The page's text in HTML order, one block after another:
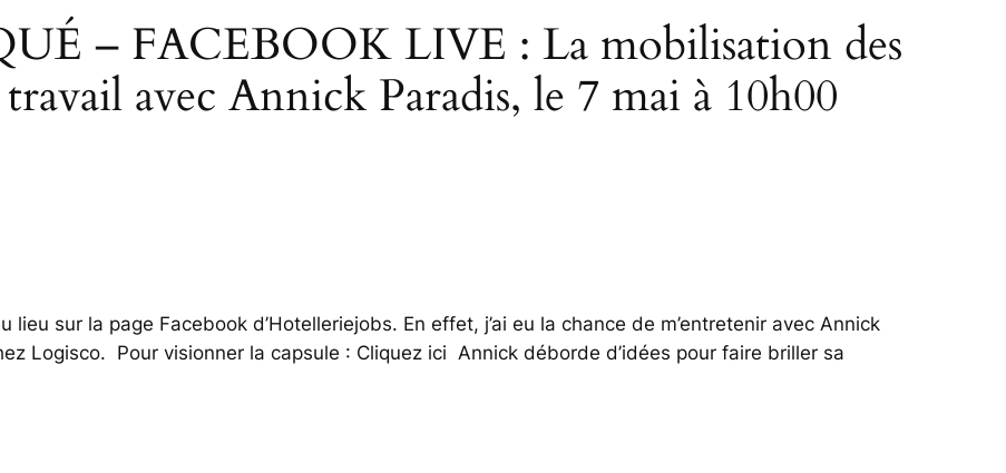
– FACEBOOK LIVE : La mobilisation des
avec Annick Paradis, le 7 mai à 10h00
sur la page Facebook d’Hotelleriejobs. En effet, j’ai eu la chance de m’entretenir avec Annick
Logisco. Pour visionner la capsule : Cliquez ici Annick déborde d’idées pour faire briller sa